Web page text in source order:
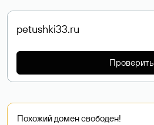
Проверить
Похожий домен свободен!